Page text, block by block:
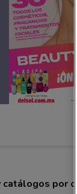
por